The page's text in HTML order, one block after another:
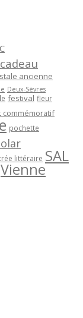
cadeau
ancienne
Deux-Sèvres
festival fleur
commémoratif
pochette
littéraire SAL
Vienne